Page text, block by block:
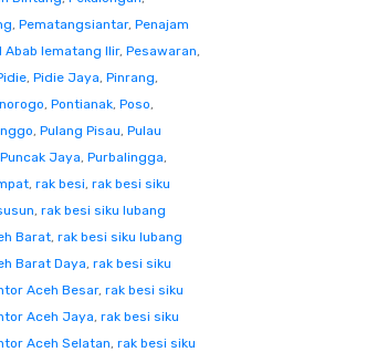
, Pematangsiantar, Penajam
Abab lematang Ilir, Pesawaran,
, Pidie Jaya, Pinrang,
, Pontianak, Poso,
, Pulang Pisau, Pulau
Puncak Jaya, Purbalingga,
, rak besi, rak besi siku
, rak besi siku lubang
Barat, rak besi siku lubang
Barat Daya, rak besi siku
Aceh Besar, rak besi siku
Aceh Jaya, rak besi siku
Aceh Selatan, rak besi siku